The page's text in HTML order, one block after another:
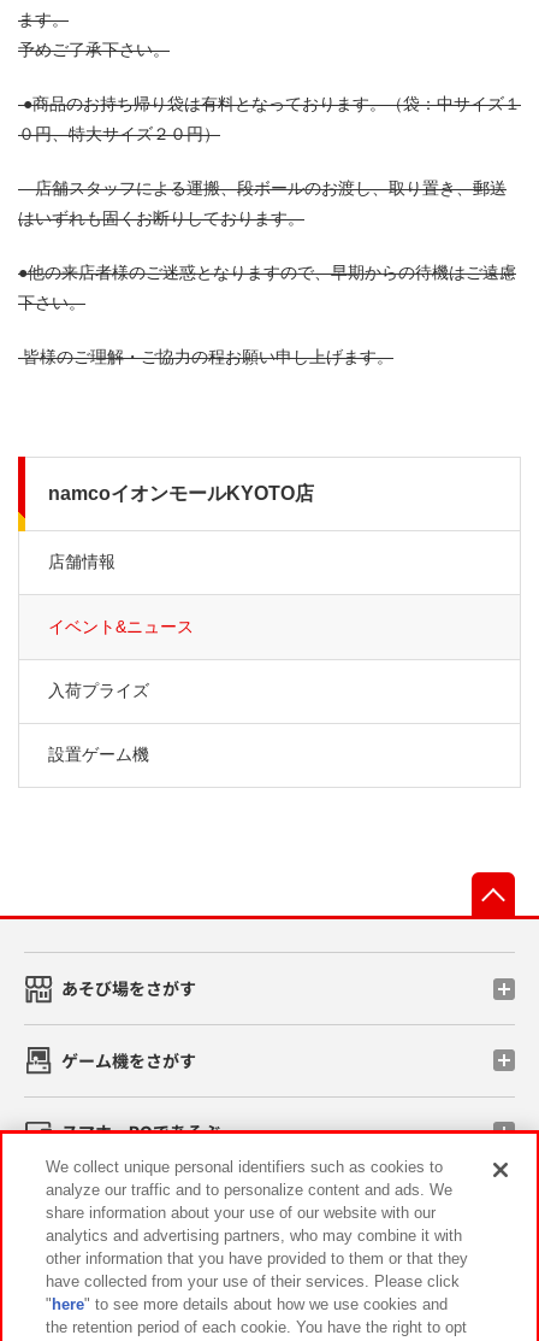
ます。
予めご了承下さい。
●商品のお持ち帰り袋は有料となっております。（袋：中サイズ１
０円、特大サイズ２０円）
店舗スタッフによる運搬、段ボールのお渡し、取り置き、郵送
はいずれも固くお断りしております。
●他の来店者様のご迷惑となりますので、早期からの待機はご遠慮
下さい。
皆様のご理解・ご協力の程お願い申し上げます。
namcoイオンモールKYOTO店
店舗情報
イベント&ニュース
入荷プライズ
設置ゲーム機
あそび場をさがす
ゲーム機をさがす
スマホ・PCであそぶ
イベント・キャンペーン
関連会社 サステナビリティ サイトポリシー
We collect unique personal identifiers such as cookies to
analyze our traffic and to personalize content and ads. We
share information about your use of our website with our
analytics and advertising partners, who may combine it with
other information that you have provided to them or that they
have collected from your use of their services. Please click
" here" to see more details about how we use cookies and
the retention period of each cookie. You have the right to opt